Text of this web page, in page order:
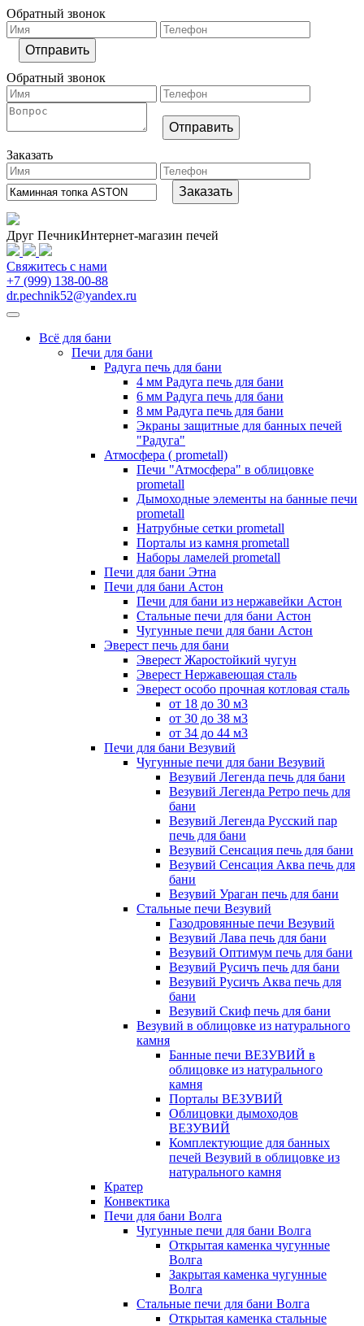
Обратный звонок
Обратный звонок
Заказать
Друг ПечникИнтернет-магазин печей
Свяжитесь с нами
+7 (999) 138-00-88
dr.pechnik52@yandex.ru
Всё для бани
Печи для бани
Радуга печь для бани
4 мм Радуга печь для бани
6 мм Радуга печь для бани
8 мм Радуга печь для бани
Экраны защитные для банных печей
"Радуга"
Атмосфера ( prometall)
Печи "Атмосфера" в облицовке
prometall
Дымоходные элементы на банные печи
prometall
Натрубные сетки prometall
Порталы из камня prometall
Наборы ламелей prometall
Печи для бани Этна
Печи для бани Астон
Печи для бани из нержавейки Астон
Стальные печи для бани Астон
Чугунные печи для бани Астон
Эверест печь для бани
Эверест Жаростойкий чугун
Эверест Нержавеющая сталь
Эверест особо прочная котловая сталь
от 18 до 30 м3
от 30 до 38 м3
от 34 до 44 м3
Печи для бани Везувий
Чугунные печи для бани Везувий
Везувий Легенда печь для бани
Везувий Легенда Ретро печь для
бани
Везувий Легенда Русский пар
печь для бани
Везувий Сенсация печь для бани
Везувий Сенсация Аква печь для
бани
Везувий Ураган печь для бани
Стальные печи Везувий
Газодровянные печи Везувий
Везувий Лава печь для бани
Везувий Оптимум печь для бани
Везувий Русичъ печь для бани
Везувий Русичъ Аква печь для
бани
Везувий Скиф печь для бани
Везувий в облицовке из натурального
камня
Банные печи ВЕЗУВИЙ в
облицовке из натурального
камня
Порталы ВЕЗУВИЙ
Облицовки дымоходов
ВЕЗУВИЙ
Комплектующие для банных
печей Везувий в облицовке из
натурального камня
Кратер
Конвектика
Печи для бани Волга
Чугунные печи для бани Волга
Открытая каменка чугунные
Волга
Закрытая каменка чугунные
Волга
Стальные печи для бани Волга
Открытая каменка стальные